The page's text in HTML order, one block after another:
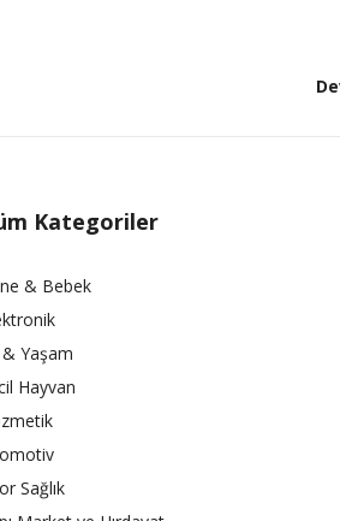
Kategoriler
& Bebek
& Yaşam
Hayvan
Sağlık